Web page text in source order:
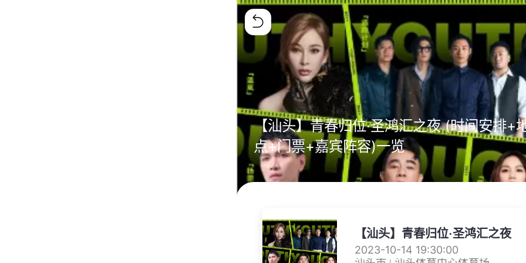
【汕头】青春归位·圣鸿汇之夜 (时间安排+
点+门票+嘉宾阵容)一览
【汕头】青春归位·圣鸿汇之夜
2023-10-14 19:30:00